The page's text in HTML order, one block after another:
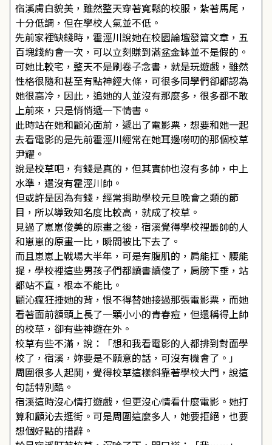
宿溪膚白貌美，雖然整天穿著寬鬆的校服，紮著馬尾，
十分低調，但在學校人氣並不低。
先前家裡缺錢時，霍涇川說她在校園論壇發篇文章，五
百塊錢約會一次，可以立刻賺到滿盆金缽並不是假的。
可她比較宅，整天不是刷卷子念書，就是玩遊戲，雖然
性格很隨和甚至有點神經大條，可很多同學們卻都認為
她很高冷，因此，追她的人並沒有那麼多，很多都不敢
上前來，只是悄悄遞一下情書。
此時站在她和顧沁面前，遞出了電影票，想要和她一起
去看電影的是先前霍涇川經常在她耳邊嘮叨的那個校草
尹耀。
說是校草吧，有錢是真的，但其實帥也沒有多帥，中上
水準，還沒有霍涇川帥。
但或許是因為有錢，經常捐助學校元旦晚會之類的節
目，所以導致知名度比較高，就成了校草。
見過了崽崽俊美的原畫之後，宿溪覺得學校裡最帥的人
和崽崽的原畫一比，瞬間被比下去了。
而且崽崽上戰場大半年，可是有腹肌的，肩能扛、腰能
提，學校裡這些男孩子們都讀書讀傻了，肩膀下垂，站
都站不直，根本不能比。
顧沁瘋狂捶她的背，恨不得替她接過那張電影票，而她
看著面前額頭上長了一顆小小的青春痘，但還稱得上帥
的校草，卻有些神遊在外。
校草有些不滿，說：「想和我看電影的人都排到對面學
校了，宿溪，妳要是不願意的話，可沒有機會了。」
周圍很多人起鬨，覺得校草這樣斜靠著學校大門，說這
句話特別酷。
宿溪這時沒心情打遊戲，但更沒心情看什麼電影。她打
算和顧沁去逛街。可是周圍這麼多人，她要拒絕，也要
想個好點的措辭。